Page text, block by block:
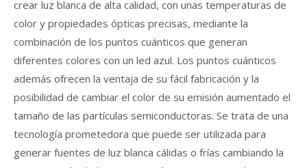
crear luz blanca de alta calidad, con unas temperaturas de
color y propiedades ópticas precisas, mediante la
combinación de los puntos cuánticos que generan
diferentes colores con un led azul. Los puntos cuánticos
además ofrecen la ventaja de su fácil fabricación y la
posibilidad de cambiar el color de su emisión aumentado el
tamaño de las partículas semiconductoras. Se trata de una
tecnología prometedora que puede ser utilizada para
generar fuentes de luz blanca cálidas o frías cambiando la